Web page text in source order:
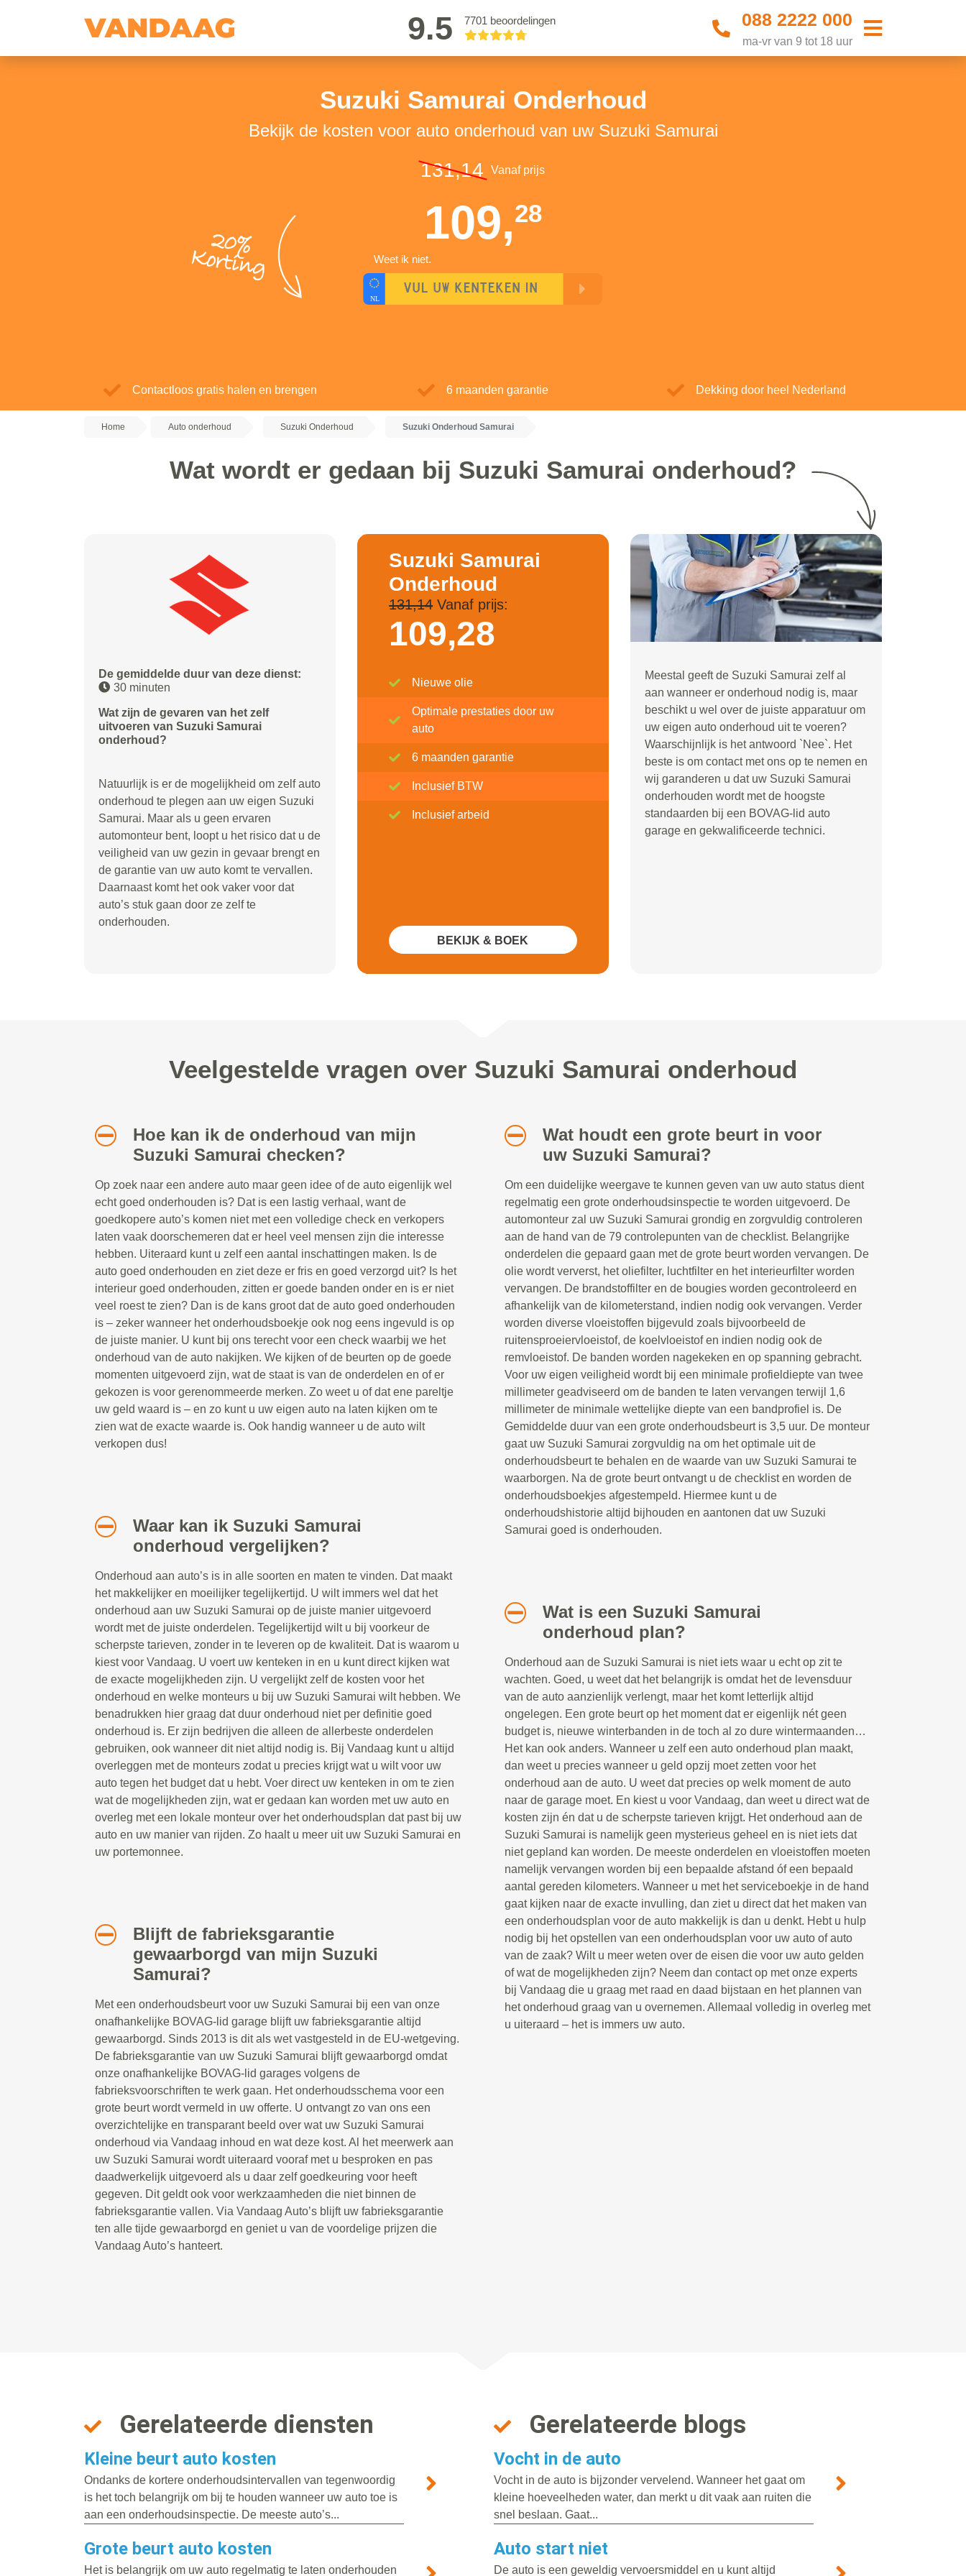
9.5 7701 beoordelingen 088 2222 000
ma-vr van 9 tot 18 uur
Suzuki Samurai Onderhoud
Bekijk de kosten voor auto onderhoud van uw Suzuki Samurai
20%
Korting
131,14 Vanaf prijs
109,28
Weet ik niet.
Contactloos gratis halen en brengen 6 maanden garantie Dekking door heel Nederland
Home Auto onderhoud Suzuki Onderhoud Suzuki Onderhoud Samurai
Wat wordt er gedaan bij Suzuki Samurai onderhoud?
De gemiddelde duur van deze dienst:
30 minuten
Wat zijn de gevaren van het zelf
uitvoeren van Suzuki Samurai
onderhoud?
Natuurlijk is er de mogelijkheid om zelf auto
onderhoud te plegen aan uw eigen Suzuki
Samurai. Maar als u geen ervaren
automonteur bent, loopt u het risico dat u de
veiligheid van uw gezin in gevaar brengt en
de garantie van uw auto komt te vervallen.
Daarnaast komt het ook vaker voor dat
auto’s stuk gaan door ze zelf te
onderhouden.
Suzuki Samurai
Onderhoud
131,14Vanaf prijs:
109,28
Nieuwe olie
Optimale prestaties door uw
auto
6 maanden garantie
Inclusief BTW
Inclusief arbeid
BEKIJK & BOEK
Meestal geeft de Suzuki Samurai zelf al
aan wanneer er onderhoud nodig is, maar
beschikt u wel over de juiste apparatuur om
uw eigen auto onderhoud uit te voeren?
Waarschijnlijk is het antwoord `Nee`. Het
beste is om contact met ons op te nemen en
wij garanderen u dat uw Suzuki Samurai
onderhouden wordt met de hoogste
standaarden bij een BOVAG-lid auto
garage en gekwalificeerde technici.
Veelgestelde vragen over Suzuki Samurai onderhoud
Hoe kan ik de onderhoud van mijn
Suzuki Samurai checken?
Op zoek naar een andere auto maar geen idee of de auto eigenlijk wel
echt goed onderhouden is? Dat is een lastig verhaal, want de
goedkopere auto’s komen niet met een volledige check en verkopers
laten vaak doorschemeren dat er heel veel mensen zijn die interesse
hebben. Uiteraard kunt u zelf een aantal inschattingen maken. Is de
auto goed onderhouden en ziet deze er fris en goed verzorgd uit? Is het
interieur goed onderhouden, zitten er goede banden onder en is er niet
veel roest te zien? Dan is de kans groot dat de auto goed onderhouden
is – zeker wanneer het onderhoudsboekje ook nog eens ingevuld is op
de juiste manier. U kunt bij ons terecht voor een check waarbij we het
onderhoud van de auto nakijken. We kijken of de beurten op de goede
momenten uitgevoerd zijn, wat de staat is van de onderdelen en of er
gekozen is voor gerenommeerde merken. Zo weet u of dat ene pareltje
uw geld waard is – en zo kunt u uw eigen auto na laten kijken om te
zien wat de exacte waarde is. Ook handig wanneer u de auto wilt
verkopen dus!
Waar kan ik Suzuki Samurai
onderhoud vergelijken?
Onderhoud aan auto’s is in alle soorten en maten te vinden. Dat maakt
het makkelijker en moeilijker tegelijkertijd. U wilt immers wel dat het
onderhoud aan uw Suzuki Samurai op de juiste manier uitgevoerd
wordt met de juiste onderdelen. Tegelijkertijd wilt u bij voorkeur de
scherpste tarieven, zonder in te leveren op de kwaliteit. Dat is waarom u
kiest voor Vandaag. U voert uw kenteken in en u kunt direct kijken wat
de exacte mogelijkheden zijn. U vergelijkt zelf de kosten voor het
onderhoud en welke monteurs u bij uw Suzuki Samurai wilt hebben. We
benadrukken hier graag dat duur onderhoud niet per definitie goed
onderhoud is. Er zijn bedrijven die alleen de allerbeste onderdelen
gebruiken, ook wanneer dit niet altijd nodig is. Bij Vandaag kunt u altijd
overleggen met de monteurs zodat u precies krijgt wat u wilt voor uw
auto tegen het budget dat u hebt. Voer direct uw kenteken in om te zien
wat de mogelijkheden zijn, wat er gedaan kan worden met uw auto en
overleg met een lokale monteur over het onderhoudsplan dat past bij uw
auto en uw manier van rijden. Zo haalt u meer uit uw Suzuki Samurai en
uw portemonnee.
Blijft de fabrieksgarantie
gewaarborgd van mijn Suzuki
Samurai?
Met een onderhoudsbeurt voor uw Suzuki Samurai bij een van onze
onafhankelijke BOVAG-lid garage blijft uw fabrieksgarantie altijd
gewaarborgd. Sinds 2013 is dit als wet vastgesteld in de EU-wetgeving.
De fabrieksgarantie van uw Suzuki Samurai blijft gewaarborgd omdat
onze onafhankelijke BOVAG-lid garages volgens de
fabrieksvoorschriften te werk gaan. Het onderhoudsschema voor een
grote beurt wordt vermeld in uw offerte. U ontvangt zo van ons een
overzichtelijke en transparant beeld over wat uw Suzuki Samurai
onderhoud via Vandaag inhoud en wat deze kost. Al het meerwerk aan
uw Suzuki Samurai wordt uiteraard vooraf met u besproken en pas
daadwerkelijk uitgevoerd als u daar zelf goedkeuring voor heeft
gegeven. Dit geldt ook voor werkzaamheden die niet binnen de
fabrieksgarantie vallen. Via Vandaag Auto’s blijft uw fabrieksgarantie
ten alle tijde gewaarborgd en geniet u van de voordelige prijzen die
Vandaag Auto’s hanteert.
Wat houdt een grote beurt in voor
uw Suzuki Samurai?
Om een duidelijke weergave te kunnen geven van uw auto status dient
regelmatig een grote onderhoudsinspectie te worden uitgevoerd. De
automonteur zal uw Suzuki Samurai grondig en zorgvuldig controleren
aan de hand van de 79 controlepunten van de checklist. Belangrijke
onderdelen die gepaard gaan met de grote beurt worden vervangen. De
olie wordt ververst, het oliefilter, luchtfilter en het interieurfilter worden
vervangen. De brandstoffilter en de bougies worden gecontroleerd en
afhankelijk van de kilometerstand, indien nodig ook vervangen. Verder
worden diverse vloeistoffen bijgevuld zoals bijvoorbeeld de
ruitensproeiervloeistof, de koelvloeistof en indien nodig ook de
remvloeistof. De banden worden nagekeken en op spanning gebracht.
Voor uw eigen veiligheid wordt bij een minimale profieldiepte van twee
millimeter geadviseerd om de banden te laten vervangen terwijl 1,6
millimeter de minimale wettelijke diepte van een bandprofiel is. De
Gemiddelde duur van een grote onderhoudsbeurt is 3,5 uur. De monteur
gaat uw Suzuki Samurai zorgvuldig na om het optimale uit de
onderhoudsbeurt te behalen en de waarde van uw Suzuki Samurai te
waarborgen. Na de grote beurt ontvangt u de checklist en worden de
onderhoudsboekjes afgestempeld. Hiermee kunt u de
onderhoudshistorie altijd bijhouden en aantonen dat uw Suzuki
Samurai goed is onderhouden.
Wat is een Suzuki Samurai
onderhoud plan?
Onderhoud aan de Suzuki Samurai is niet iets waar u echt op zit te
wachten. Goed, u weet dat het belangrijk is omdat het de levensduur
van de auto aanzienlijk verlengt, maar het komt letterlijk altijd
ongelegen. Een grote beurt op het moment dat er eigenlijk nét geen
budget is, nieuwe winterbanden in de toch al zo dure wintermaanden…
Het kan ook anders. Wanneer u zelf een auto onderhoud plan maakt,
dan weet u precies wanneer u geld opzij moet zetten voor het
onderhoud aan de auto. U weet dat precies op welk moment de auto
naar de garage moet. En kiest u voor Vandaag, dan weet u direct wat de
kosten zijn én dat u de scherpste tarieven krijgt. Het onderhoud aan de
Suzuki Samurai is namelijk geen mysterieus geheel en is niet iets dat
niet gepland kan worden. De meeste onderdelen en vloeistoffen moeten
namelijk vervangen worden bij een bepaalde afstand óf een bepaald
aantal gereden kilometers. Wanneer u met het serviceboekje in de hand
gaat kijken naar de exacte invulling, dan ziet u direct dat het maken van
een onderhoudsplan voor de auto makkelijk is dan u denkt. Hebt u hulp
nodig bij het opstellen van een onderhoudsplan voor uw auto of auto
van de zaak? Wilt u meer weten over de eisen die voor uw auto gelden
of wat de mogelijkheden zijn? Neem dan contact op met onze experts
bij Vandaag die u graag met raad en daad bijstaan en het plannen van
het onderhoud graag van u overnemen. Allemaal volledig in overleg met
u uiteraard – het is immers uw auto.
Gerelateerde diensten
Kleine beurt auto kosten
Ondanks de kortere onderhoudsintervallen van tegenwoordig
is het toch belangrijk om bij te houden wanneer uw auto toe is
aan een onderhoudsinspectie. De meeste auto’s...
Grote beurt auto kosten
Het is belangrijk om uw auto regelmatig te laten onderhouden
Gerelateerde blogs
Vocht in de auto
Vocht in de auto is bijzonder vervelend. Wanneer het gaat om
kleine hoeveelheden water, dan merkt u dit vaak aan ruiten die
snel beslaan. Gaat...
Auto start niet
De auto is een geweldig vervoersmiddel en u kunt altijd